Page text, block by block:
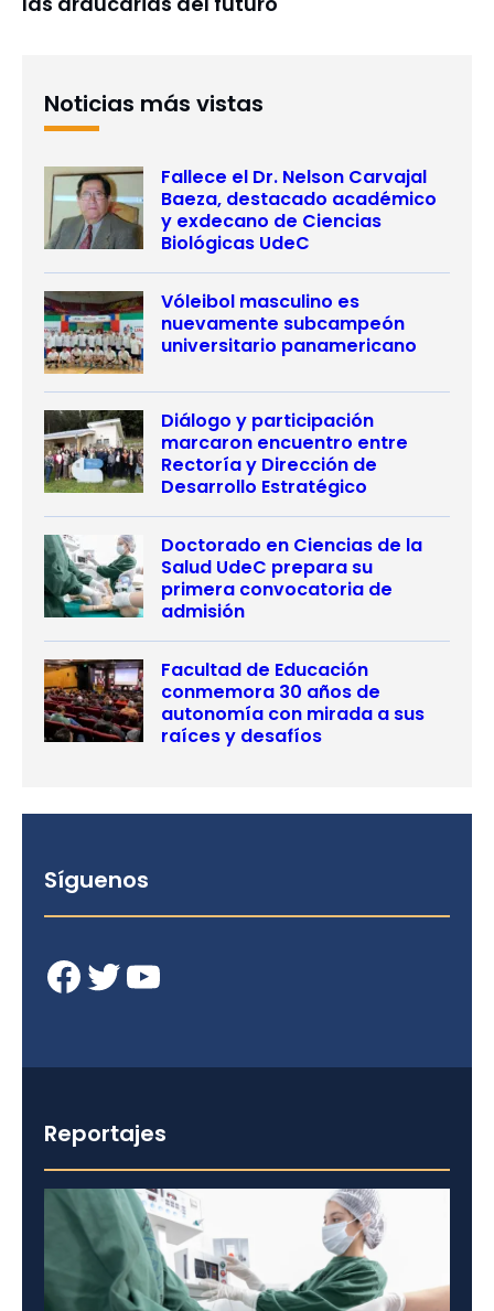
Noticias más vistas
Fallece el Dr. Nelson Carvajal
Baeza, destacado académico
y exdecano de Ciencias
Biológicas UdeC
Vóleibol masculino es
nuevamente subcampeón
universitario panamericano
Diálogo y participación
marcaron encuentro entre
Rectoría y Dirección de
Desarrollo Estratégico
Doctorado en Ciencias de la
Salud UdeC prepara su
primera convocatoria de
admisión
Facultad de Educación
conmemora 30 años de
autonomía con mirada a sus
raíces y desafíos
Síguenos
Facebook Twitter YouTube
Reportajes